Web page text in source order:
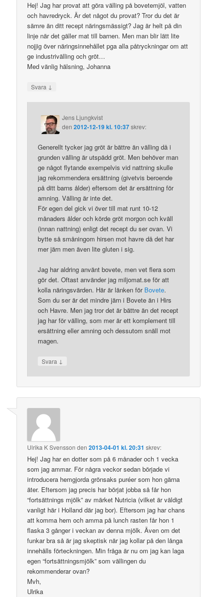
Hej! Jag har provat att göra välling på bovetemjöl, vatten
och havredryck. Är det något du provat? Tror du det är
sämre än ditt recept näringsmässigt? Jag är helt på din
linje när det gäller mat till barnen. Men man blir lätt lite
nojjig över näringsinnehållet pga alla påtryckningar om att
ge industrivälling och gröt…
Med vänlig hälsning, Johanna
Svara ↓
Jens Ljungkvist
den2012-12-19 kl. 10:37skrev:
Generellt tycker jag gröt är bättre än välling då i
grunden välling är utspädd gröt. Men behöver man
ge något flytande exempelvis vid nattning skulle
jag rekommendera ersättning (givetvis beroende
på ditt barns ålder) eftersom det är ersättning för
amning. Välling är inte det.
För egen del gick vi över till mat runt 10-12
månaders ålder och körde gröt morgon och kväll
(innan nattning) enligt det recept du ser ovan. Vi
bytte så småningom hirsen mot havre då det har
mer järn men även lite gluten i sig.
Jag har aldring använt bovete, men vet flera som
gör det. Oftast använder jag miljomat.se för att
kolla näringsvärden. Här är länken för Bovete.
Som du ser är det mindre järn i Bovete än i Hirs
och Havre. Men jag tror det är bättre än det recept
jag har för välling, som mer är ett komplement till
ersättning eller amning och dessutom snäll mot
magen.
Svara ↓
Ulrika K Svensson den2013-04-01 kl. 20:31 skrev:
Hej! Jag har en dotter som på 6 månader och 1 vecka
som jag ammar. För några veckor sedan började vi
introducera hemgjorda grönsaks puréer som hon gärna
äter. Eftersom jag precis har börjat jobba så får hon
“fortsättnings mjölk” av märket Nutricia (vilket är väldigt
vanligt här i Holland där jag bor). Eftersom jag har chans
att komma hem och amma på lunch rasten får hon 1
flaska 3 gånger i veckan av denna mjölk. Även om det
funkar bra så är jag skeptisk när jag kollar på den långa
innehålls förteckningen. Min fråga är nu om jag kan laga
egen “fortsättningsmjölk” som vällingen du
rekommenderar ovan?
Mvh,
Ulrika